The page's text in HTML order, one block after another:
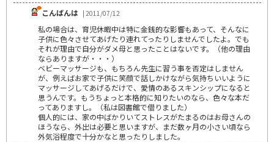
こんばんは | 2011/07/12
私の場合は、育児休暇中は特に金銭的な影響もあって、そんなに
子供に色々させてあげたり連れてったりしませんでしたよ。でも
それが理由で自分がダメ母と思ったことはないです。（他の理由
ならありますが・・・）
ベビーマッサージも、もちろん先生に習う事を否定はしません
が、例えばお家で子供に笑顔で話しかけながら気持ちいいように
マッサージしてあげるだけで、愛情のあるスキンシップになると
思うんです。もうちょっと本格的に知りたいのなら、色々な本だ
ってありますし。（私は図書館で借りました）
個人的には、家の中ばかりいてストレスがたまるのはお母さんの
ほうなら、外出は必要と思いますが、まだ数ヶ月の小さい頃なら
外気浴程度で十分かなと思ったりしました。